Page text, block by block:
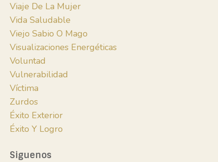
Viaje De La Mujer
Vida Saludable
Viejo Sabio O Mago
Visualizaciones Energéticas
Voluntad
Vulnerabilidad
Víctima
Zurdos
Éxito Exterior
Éxito Y Logro
Siguenos